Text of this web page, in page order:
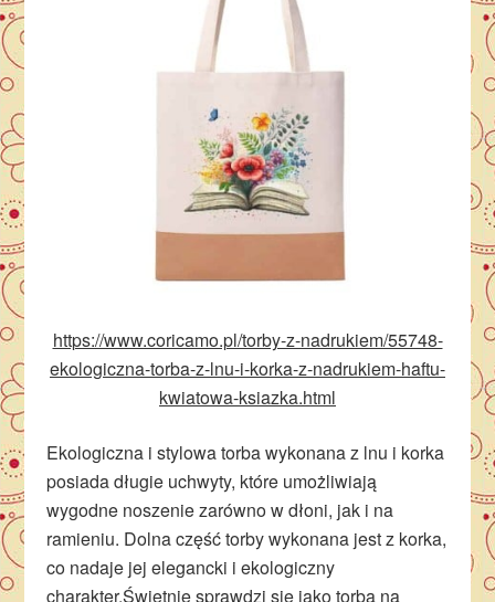
https://www.coricamo.pl/torby-z-nadrukiem/55748-
ekologiczna-torba-z-lnu-i-korka-z-nadrukiem-haftu-
kwiatowa-ksiazka.html
Ekologiczna i stylowa torba wykonana z lnu i korka
posiada długie uchwyty, które umożliwiają
wygodne noszenie zarówno w dłoni, jak i na
ramieniu. Dolna część torby wykonana jest z korka,
co nadaje jej elegancki i ekologiczny
charakter.Świetnie sprawdzi się jako torba na